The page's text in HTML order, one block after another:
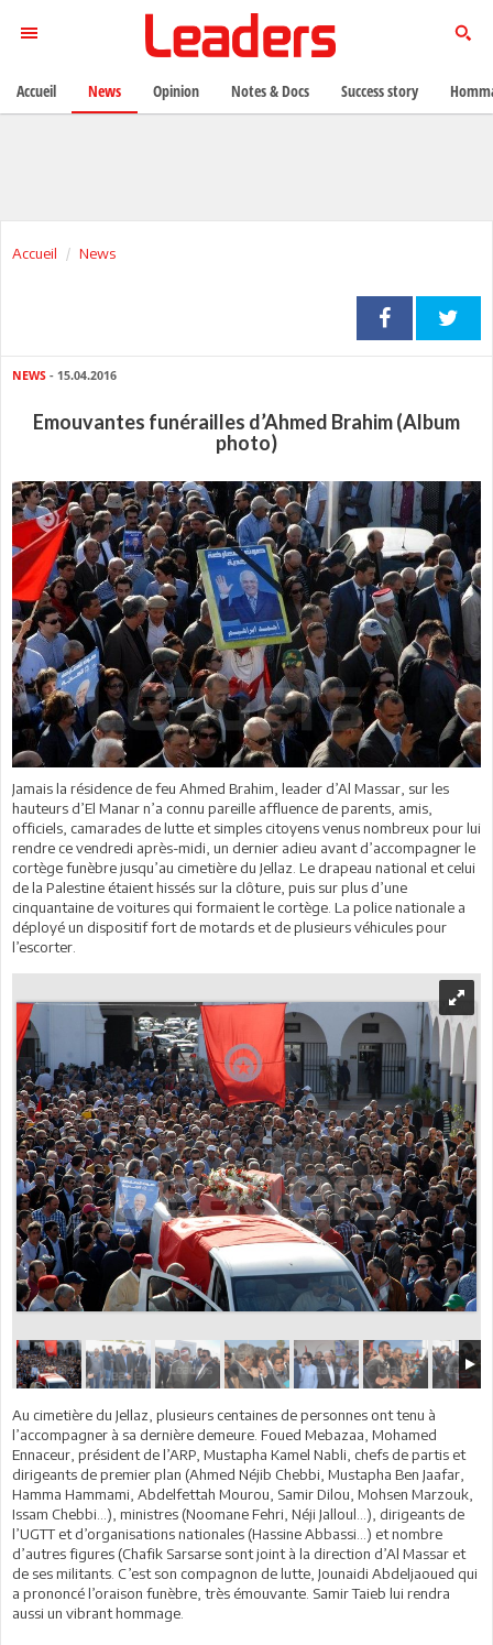
Accueil News
NEWS - 15.04.2016
Emouvantes funérailles d’Ahmed Brahim (Album
photo)
Jamais la résidence de feu Ahmed Brahim, leader d’Al Massar, sur les
hauteurs d’El Manar n’a connu pareille affluence de parents, amis,
officiels, camarades de lutte et simples citoyens venus nombreux pour lui
rendre ce vendredi après-midi, un dernier adieu avant d’accompagner le
cortège funèbre jusqu’au cimetière du Jellaz. Le drapeau national et celui
de la Palestine étaient hissés sur la clôture, puis sur plus d’une
cinquantaine de voitures qui formaient le cortège. La police nationale a
déployé un dispositif fort de motards et de plusieurs véhicules pour
l’escorter.
Au cimetière du Jellaz, plusieurs centaines de personnes ont tenu à
l’accompagner à sa dernière demeure. Foued Mebazaa, Mohamed
Ennaceur, président de l’ARP, Mustapha Kamel Nabli, chefs de partis et
dirigeants de premier plan (Ahmed Néjib Chebbi, Mustapha Ben Jaafar,
Hamma Hammami, Abdelfettah Mourou, Samir Dilou, Mohsen Marzouk,
Issam Chebbi...), ministres (Noomane Fehri, Néji Jalloul...), dirigeants de
l’UGTT et d’organisations nationales (Hassine Abbassi...) et nombre
d’autres figures (Chafik Sarsarse sont joint à la direction d’Al Massar et
de ses militants. C’est son compagnon de lutte, Jounaidi Abdeljaoued qui
a prononcé l’oraison funèbre, très émouvante. Samir Taieb lui rendra
aussi un vibrant hommage.
Accueil News Opinion Notes & Docs Success story